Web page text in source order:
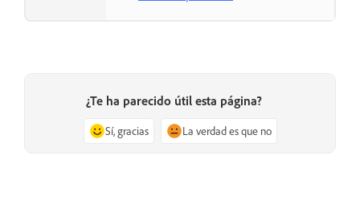
¿Te ha parecido útil esta página?
Sí, gracias La verdad es que no